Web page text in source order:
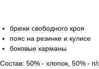
брюки свободного кроя
пояс на резинке и кулисе
боковые карманы
Состав: 50% - хлопок, 50% - п/